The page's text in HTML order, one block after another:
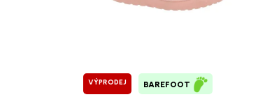
VÝPRODEJ BAREFOOT